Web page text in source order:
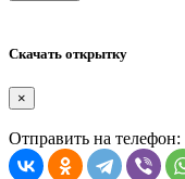
Скачать открытку
×
Отправить на телефон: